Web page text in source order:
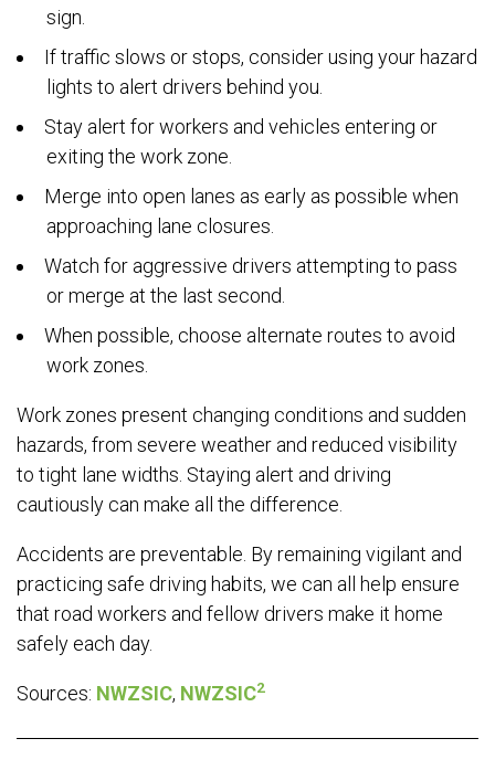
sign.
If traffic slows or stops, consider using your hazard
lights to alert drivers behind you.
Stay alert for workers and vehicles entering or
exiting the work zone.
Merge into open lanes as early as possible when
approaching lane closures.
Watch for aggressive drivers attempting to pass
or merge at the last second.
When possible, choose alternate routes to avoid
work zones.
Work zones present changing conditions and sudden
hazards, from severe weather and reduced visibility
to tight lane widths. Staying alert and driving
cautiously can make all the difference.
Accidents are preventable. By remaining vigilant and
practicing safe driving habits, we can all help ensure
that road workers and fellow drivers make it home
safely each day.
Sources: NWZSIC, NWZSIC2